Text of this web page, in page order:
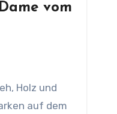
vom
Holz und
auf dem